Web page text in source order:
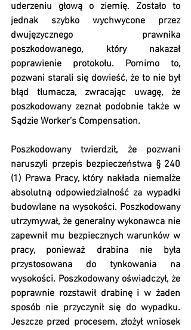
uderzeniu głową o ziemię. Zostało to
jednak szybko wychwycone przez
dwujęzycznego prawnika
poszkodowanego, który nakazał
poprawienie protokołu. Pomimo to,
pozwani starali się dowieść, że to nie był
błąd tłumacza, zwracając uwagę, że
poszkodowany zeznał podobnie także w
Sądzie Worker’s Compensation.
Poszkodowany twierdził, że pozwani
naruszyli przepis bezpieczeństwa § 240
(1) Prawa Pracy, który nakłada niemalże
absolutną odpowiedzialność za wypadki
budowlane na wysokości. Poszkodowany
utrzymywał, że generalny wykonawca nie
zapewnił mu bezpiecznych warunków w
pracy, ponieważ drabina nie była
przystosowana do tynkowania na
wysokości. Poszkodowany oświadczył, że
poprawnie rozstawił drabinę i w żaden
sposób nie przyczynił się do wypadku.
Jeszcze przed procesem, złożył wniosek